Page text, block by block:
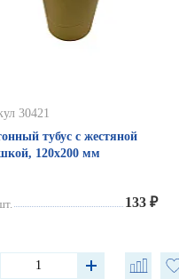
30421
тубус с жестяной
120х200 мм
133 ₽